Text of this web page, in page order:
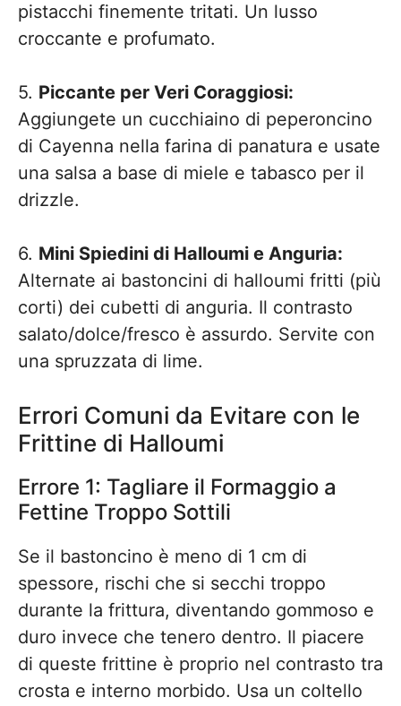
pistacchi finemente tritati. Un lusso
croccante e profumato.
5. Piccante per Veri Coraggiosi:
Aggiungete un cucchiaino di peperoncino
di Cayenna nella farina di panatura e usate
una salsa a base di miele e tabasco per il
drizzle.
6. Mini Spiedini di Halloumi e Anguria:
Alternate ai bastoncini di halloumi fritti (più
corti) dei cubetti di anguria. Il contrasto
salato/dolce/fresco è assurdo. Servite con
una spruzzata di lime.
Errori Comuni da Evitare con le
Frittine di Halloumi
Errore 1: Tagliare il Formaggio a
Fettine Troppo Sottili
Se il bastoncino è meno di 1 cm di
spessore, rischi che si secchi troppo
durante la frittura, diventando gommoso e
duro invece che tenero dentro. Il piacere
di queste frittine è proprio nel contrasto tra
crosta e interno morbido. Usa un coltello